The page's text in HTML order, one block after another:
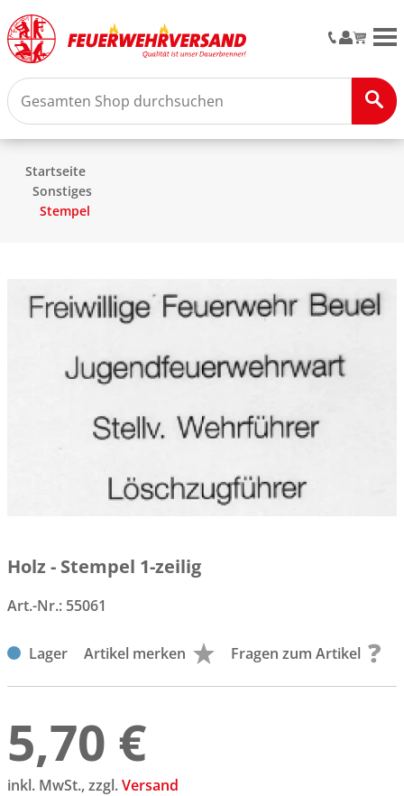
Startseite
Sonstiges
Stempel
Holz - Stempel 1-zeilig
Art.-Nr.: 55061
Lager Artikel merken Fragen zum Artikel
5,70 €
inkl. MwSt., zzgl.Versand